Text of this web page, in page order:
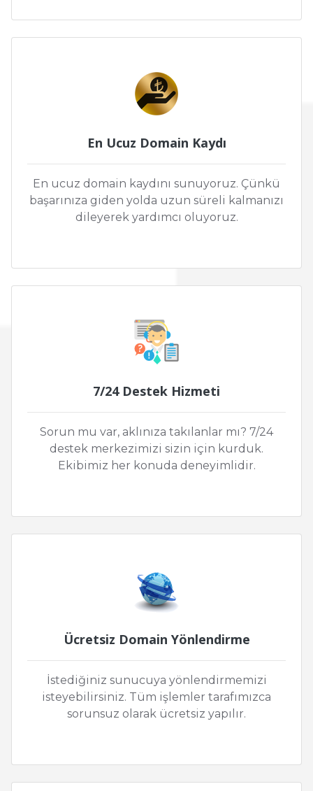
En Ucuz Domain Kaydı
En ucuz domain kaydını sunuyoruz. Çünkü
başarınıza giden yolda uzun süreli kalmanızı
dileyerek yardımcı oluyoruz.
7/24 Destek Hizmeti
Sorun mu var, aklınıza takılanlar mı? 7/24
destek merkezimizi sizin için kurduk.
Ekibimiz her konuda deneyimlidir.
Ücretsiz Domain Yönlendirme
İstediğiniz sunucuya yönlendirmemizi
isteyebilirsiniz. Tüm işlemler tarafımızca
sorunsuz olarak ücretsiz yapılır.